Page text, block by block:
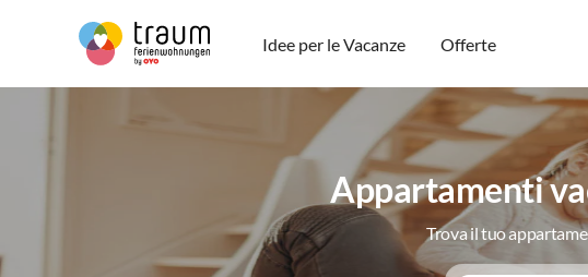
Idee per le Vacanze Offerte
Appartamenti
Trova il tuo